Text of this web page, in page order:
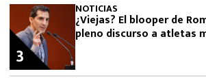
NOTICIAS
¿Viejas? El blooper de
pleno discurso a atletas
3